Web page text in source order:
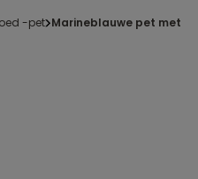
hoed -pet marineblauwe pet met